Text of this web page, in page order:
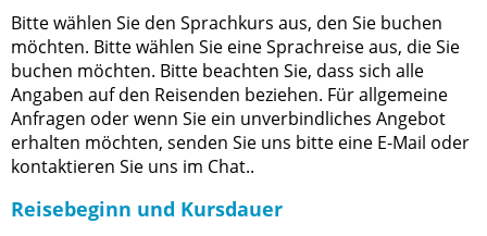
Bitte wählen Sie den Sprachkurs aus, den Sie buchen
möchten. Bitte wählen Sie eine Sprachreise aus, die Sie
buchen möchten. Bitte beachten Sie, dass sich alle
Angaben auf den Reisenden beziehen. Für allgemeine
Anfragen oder wenn Sie ein unverbindliches Angebot
erhalten möchten, senden Sie uns bitte eine E-Mail oder
kontaktieren Sie uns im Chat..
Reisebeginn und Kursdauer